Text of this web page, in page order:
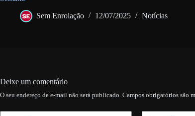
Sem Enrolação 12/07/2025 Notícias
Deixe um comentário
O seu endereço de e-mail não será publicado. Campos obrigatórios são